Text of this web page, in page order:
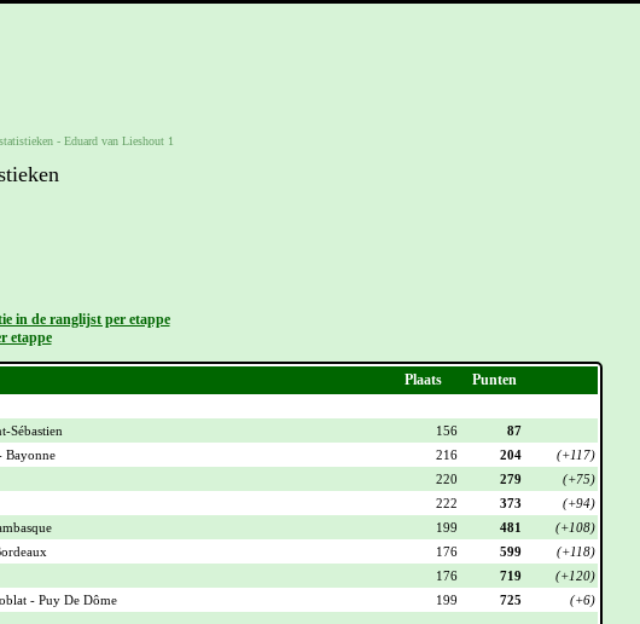
- Eduard van Lieshout 1
in de ranglijst per etappe
etappe
Plaats Punten
Sébastien 156
87
Bayonne 216 204
(+117)
220 279
(+75)
222 373
(+94)
199 481
(+108)
176 599
(+118)
176 719
(+120)
- Puy De Dôme 199 725
(+6)